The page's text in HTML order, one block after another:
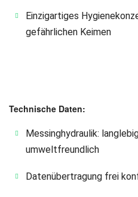
Einzigartiges
gefährlichen Keimen
Technische Daten:
Messinghydraulik:
umweltfreundlich
Datenübertragung frei